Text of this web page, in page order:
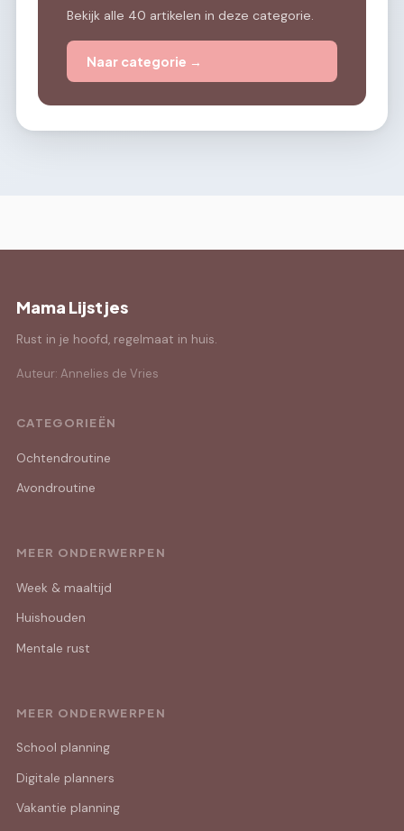
Bekijk alle 40 artikelen in deze categorie.
Naar categorie →
Mama Lijstjes
Rust in je hoofd, regelmaat in huis.
Auteur: Annelies de Vries
CATEGORIEËN
Ochtendroutine
Avondroutine
MEER ONDERWERPEN
Week & maaltijd
Huishouden
Mentale rust
MEER ONDERWERPEN
School planning
Digitale planners
Vakantie planning